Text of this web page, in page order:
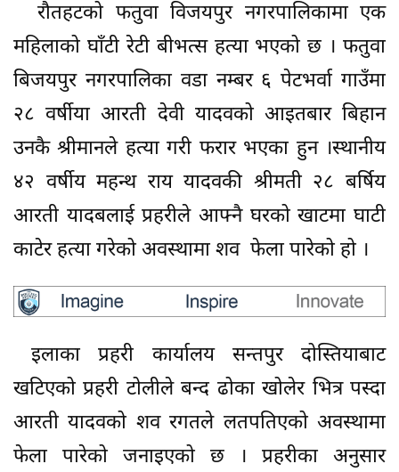
रौतहटको फतुवा विजयपुर नगरपालिकामा एक
महिलाको घाँटी रेटी बीभत्स हत्या भएको छ । फतुवा
बिजयपुर नगरपालिका वडा नम्बर ६ पेटभर्वा गाउँमा
२८ वर्षीया आरती देवी यादवको आइतबार बिहान
उनकै श्रीमानले हत्या गरी फरार भएका हुन ।स्थानीय
४२ वर्षीय महन्थ राय यादवकी श्रीमती २८ बर्षिय
आरती यादबलाई प्रहरीले आफ्नै घरको खाटमा घाटी
काटेर हत्या गरेको अवस्थामा शव फेला पारेको हो ।
इलाका प्रहरी कार्यालय सन्तपुर दोस्तियाबाट
खटिएको प्रहरी टोलीले बन्द ढोका खोलेर भित्र पस्दा
आरती यादवको शव रगतले लतपतिएको अवस्थामा
फेला पारेको जनाइएको छ । प्रहरीका अनुसार